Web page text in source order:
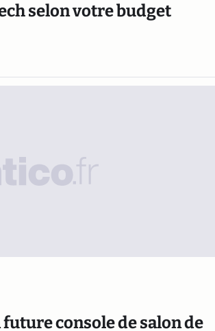
selon votre budget
console de salon de